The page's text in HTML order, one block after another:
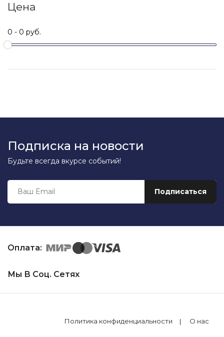
Цена
Подписка на новости
Будьте всегда вкурсе событий!
Оплата:
Мы В Соц. Сетях
Политика конфиденциальности О нас